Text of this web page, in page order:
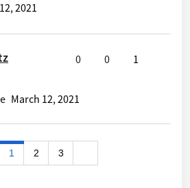
2021
0 0 1
March 12, 2021
1 2 3